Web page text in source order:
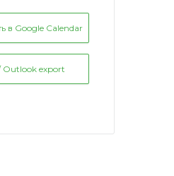
в Google Calendar
Outlook export